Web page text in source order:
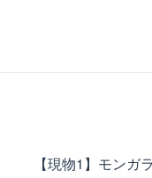
【現物1】モンガ